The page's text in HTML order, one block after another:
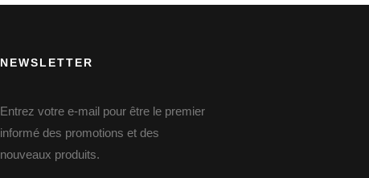
NEWSLETTER
Entrez votre e-mail pour être le premier
informé des promotions et des
nouveaux produits.